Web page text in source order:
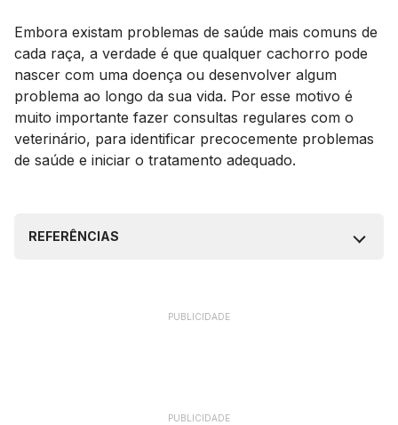
Embora existam problemas de saúde mais comuns de
cada raça, a verdade é que qualquer cachorro pode
nascer com uma doença ou desenvolver algum
problema ao longo da sua vida. Por esse motivo é
muito importante fazer consultas regulares com o
veterinário, para identificar precocemente problemas
de saúde e iniciar o tratamento adequado.
REFERÊNCIAS
PUBLICIDADE
PUBLICIDADE